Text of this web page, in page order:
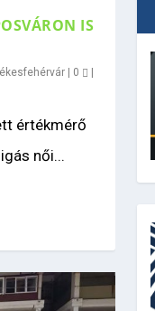
IS
| 0 |
értékmérő
női...